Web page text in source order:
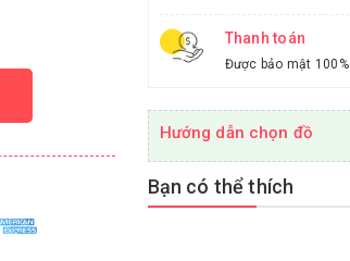
Thanh toán
Được bảo mật 100%
Hướng dẫn chọn đồ
Bạn có thể thích